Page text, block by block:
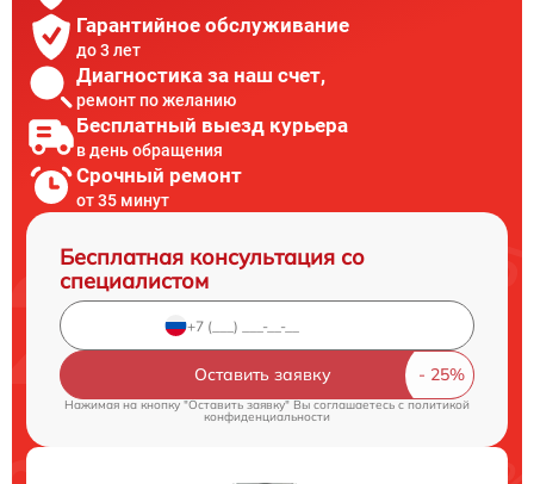
Гарантийное обслуживание
до 3 лет
Диагностика за наш счет,
ремонт по желанию
Бесплатный выезд курьера
в день обращения
Срочный ремонт
от 35 минут
Бесплатная консультация со
специалистом
Оставить заявку
Нажимая на кнопку "Оставить заявку" Вы соглашаетесь cполитикой
конфиденциальности